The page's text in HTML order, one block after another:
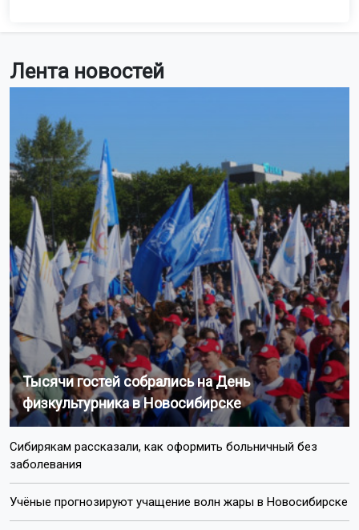
Лента новостей
Тысячи гостей собрались на День
физкультурника в Новосибирске
Сибирякам рассказали, как оформить больничный без
заболевания
Учёные прогнозируют учащение волн жары в Новосибирске